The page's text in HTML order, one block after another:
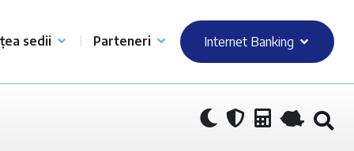
sedii Parteneri Internet Banking